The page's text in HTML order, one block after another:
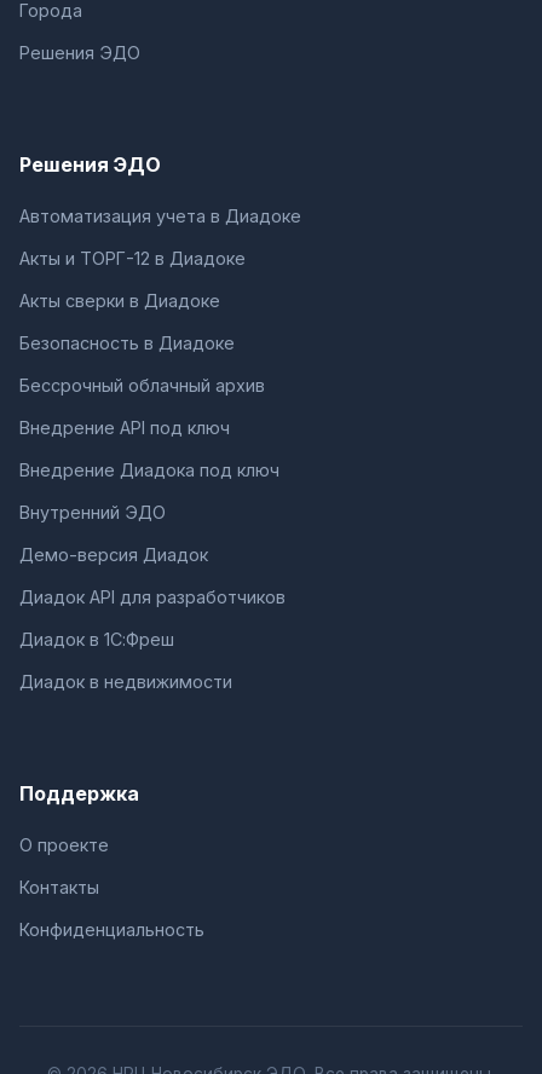
Города
Решения ЭДО
Решения ЭДО
Автоматизация учета в Диадоке
Акты и ТОРГ-12 в Диадоке
Акты сверки в Диадоке
Безопасность в Диадоке
Бессрочный облачный архив
Внедрение API под ключ
Внедрение Диадока под ключ
Внутренний ЭДО
Демо-версия Диадок
Диадок API для разработчиков
Диадок в 1С:Фреш
Диадок в недвижимости
Поддержка
О проекте
Контакты
Конфиденциальность